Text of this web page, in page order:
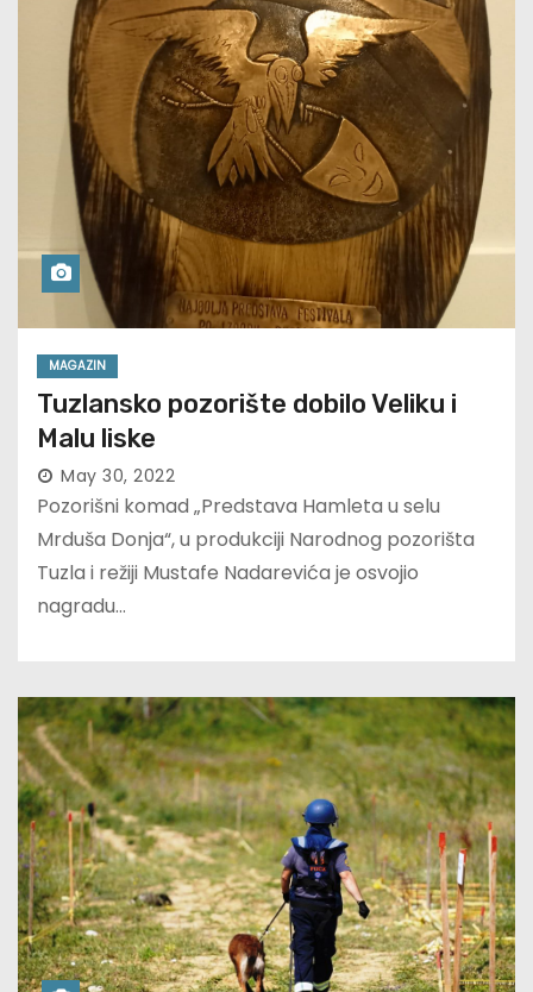
MAGAZIN
Tuzlansko pozorište dobilo Veliku i
Malu liske
May 30, 2022
Pozorišni komad „Predstava Hamleta u selu
Mrduša Donja“, u produkciji Narodnog pozorišta
Tuzla i režiji Mustafe Nadarevića je osvojio
nagradu…